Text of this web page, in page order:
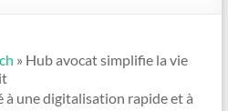
» Hub avocat simplifie la vie
une digitalisation rapide et à